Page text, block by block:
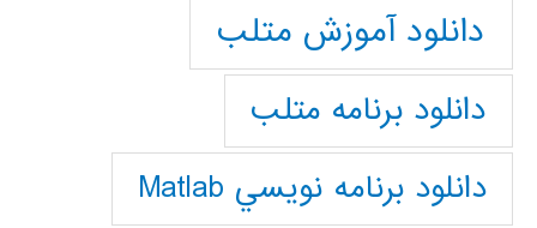
دانلود آموزش متلب
دانلود برنامه متلب
دانلود برنامه نويسي Matlab